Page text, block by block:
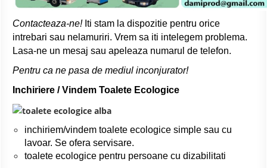
Contacteaza-ne!Iti stam la dispozitie pentru orice
intrebari sau nelamuriri. Vrem sa iti intelegem problema.
Lasa-ne un mesaj sau apeleaza numarul de telefon.
Pentru ca ne pasa de mediul inconjurator!
Inchiriere / Vindem Toalete Ecologice
inchiriem/vindem toalete ecologice simple sau cu
lavoar. Se ofera servisare.
toalete ecologice pentru persoane cu dizabilitati